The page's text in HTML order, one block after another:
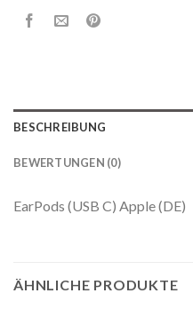
BESCHREIBUNG
BEWERTUNGEN (0)
EarPods (USB C) Apple (DE)
ÄHNLICHE PRODUKTE